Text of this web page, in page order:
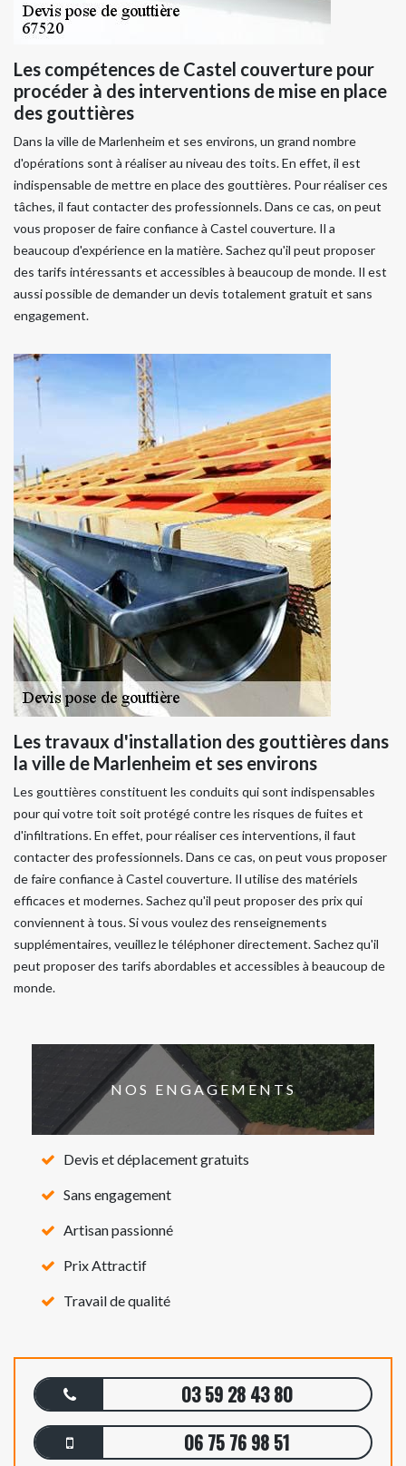
Les compétences de Castel couverture pour
procéder à des interventions de mise en place
des gouttières
Dans la ville de Marlenheim et ses environs, un grand nombre
d'opérations sont à réaliser au niveau des toits. En effet, il est
indispensable de mettre en place des gouttières. Pour réaliser ces
tâches, il faut contacter des professionnels. Dans ce cas, on peut
vous proposer de faire confiance à Castel couverture. Il a
beaucoup d'expérience en la matière. Sachez qu'il peut proposer
des tarifs intéressants et accessibles à beaucoup de monde. Il est
aussi possible de demander un devis totalement gratuit et sans
engagement.
Les travaux d'installation des gouttières dans
la ville de Marlenheim et ses environs
Les gouttières constituent les conduits qui sont indispensables
pour qui votre toit soit protégé contre les risques de fuites et
d'infiltrations. En effet, pour réaliser ces interventions, il faut
contacter des professionnels. Dans ce cas, on peut vous proposer
de faire confiance à Castel couverture. Il utilise des matériels
efficaces et modernes. Sachez qu'il peut proposer des prix qui
conviennent à tous. Si vous voulez des renseignements
supplémentaires, veuillez le téléphoner directement. Sachez qu'il
peut proposer des tarifs abordables et accessibles à beaucoup de
monde.
NOS ENGAGEMENTS
Devis et déplacement gratuits
Sans engagement
Artisan passionné
Prix Attractif
Travail de qualité
03 59 28 43 80
06 75 76 98 51